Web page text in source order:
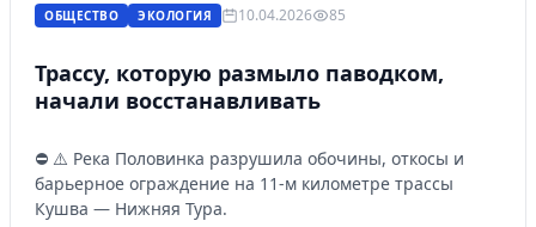
ОБЩЕСТВО ЭКОЛОГИЯ 10.04.2026 85
Трассу, которую размыло паводком,
начали восстанавливать
⛔ ⚠️ Река Половинка разрушила обочины, откосы и
барьерное ограждение на 11-м километре трассы
Кушва — Нижняя Тура.